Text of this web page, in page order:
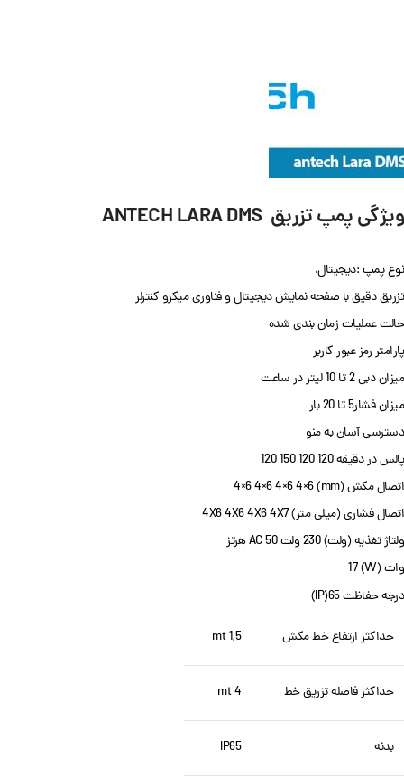
ویژگی پمپ تزریق ANTECH LARA DMS
نوع پمپ :دیجیتال،
تزریق دقیق با صفحه نمایش دیجیتال و فناوری میکرو کنترلر
حالت عملیات زمان بندی شده
پارامتر رمز عبور کاربر
میزان دبی 2 تا 10 لیتر در ساعت
میزان فشار5 تا 20 بار
دسترسی آسان به منو
پالس در دقیقه 120 120 150 120
اتصال مکش (mm) 4×6 4×6 4×6 4×6
اتصال فشاری (میلی متر) 4X6 4X6 4X6 4X7
ولتاژ تغذیه (ولت) 230 ولت AC 50 هرتز
وات (W) 17
درجه حفاظت 65(IP)
حداکثر ارتفاع خط مکش 1,5 mt
حداکثر فاصله تزریق خط 4 mt
بدنه IP65